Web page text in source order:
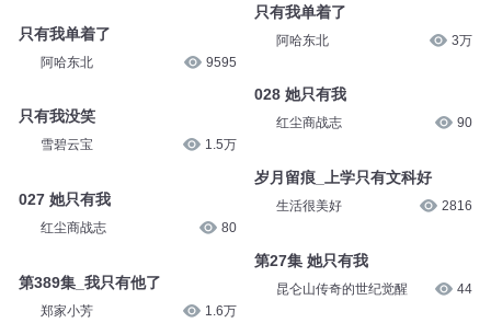
只有我单着了
阿哈东北 9595
只有我没笑
雪碧云宝 1.5万
027 她只有我
红尘商战志 80
第389集_我只有他了
郑家小芳 1.6万
只有我单着了
阿哈东北 3万
028 她只有我
红尘商战志 90
岁月留痕_上学只有文科好
生活很美好 2816
第27集 她只有我
昆仑山传奇的世纪觉醒 44